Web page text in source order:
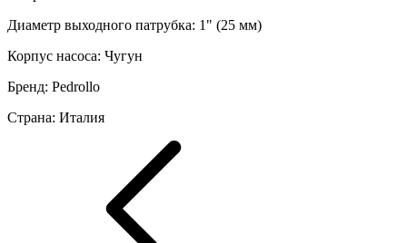
Диаметр выходного патрубка: 1" (25 мм)
Корпус насоса: Чугун
Бренд: Pedrollo
Страна: Италия